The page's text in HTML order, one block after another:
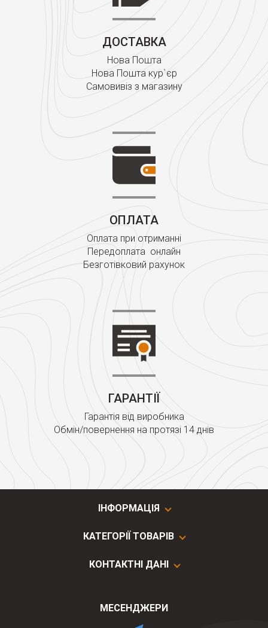
ДОСТАВКА
Нова Пошта
Нова Пошта кур`єр
Самовивіз з магазину
ОПЛАТА
Оплата при отриманні
Передоплата онлайн
Безготівковий рахунок
ГАРАНТІЇ
Гарантія від виробника
Обмін/повернення на протязі 14 днів
ІНФОРМАЦІЯ
КАТЕГОРІЇ ТОВАРІВ
КОНТАКТНІ ДАНІ
МЕСЕНДЖЕРИ